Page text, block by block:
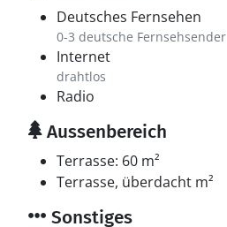
Deutsches Fernsehen
0-3 deutsche Fernsehsender
Internet
drahtlos
Radio
Aussenbereich
Terrasse: 60 m²
Terrasse, überdacht m²
Sonstiges